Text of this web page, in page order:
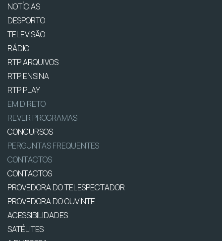
NOTÍCIAS
DESPORTO
TELEVISÃO
RÁDIO
RTP ARQUIVOS
RTP ENSINA
RTP PLAY
EM DIRETO
REVER PROGRAMAS
CONCURSOS
PERGUNTAS FREQUENTES
CONTACTOS
CONTACTOS
PROVEDORA DO TELESPECTADOR
PROVEDORA DO OUVINTE
ACESSIBILIDADES
SATÉLITES